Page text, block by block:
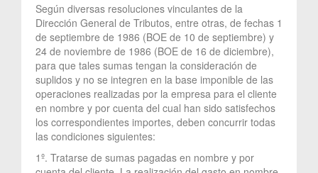
Según diversas resoluciones vinculantes de la
Dirección General de Tributos, entre otras, de fechas 1
de septiembre de 1986 (BOE de 10 de septiembre) y
24 de noviembre de 1986 (BOE de 16 de diciembre),
para que tales sumas tengan la consideración de
suplidos y no se integren en la base imponible de las
operaciones realizadas por la empresa para el cliente
en nombre y por cuenta del cual han sido satisfechos
los correspondientes importes, deben concurrir todas
las condiciones siguientes:
1º. Tratarse de sumas pagadas en nombre y por